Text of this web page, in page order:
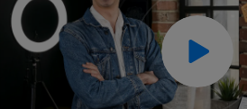
Play